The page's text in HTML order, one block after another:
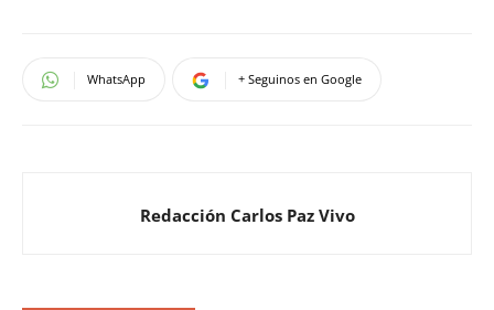
WhatsApp + Seguinos en Google
Redacción Carlos Paz Vivo